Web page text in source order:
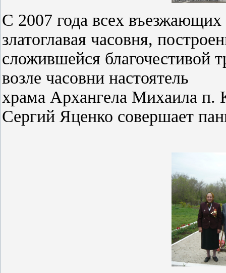
С 2007 года всех
златоглавая часовня,
сложившейся благочестивой
возле часовни настоятель
храма Архангела Михаила п.
Сергий Яценко совершает